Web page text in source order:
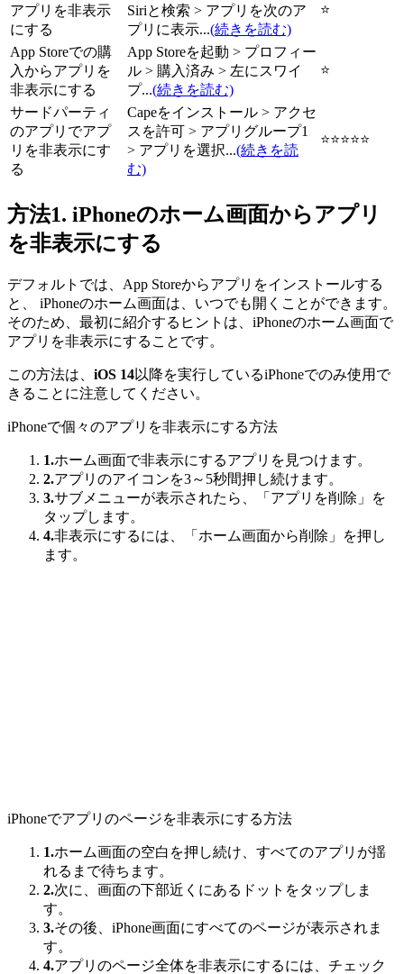
アプリを非表示
にする
Siriと検索 > アプリを次のア
プリに表示...(続きを読む)
⭐
App Storeでの購
入からアプリを
非表示にする
App Storeを起動 > プロフィー
ル > 購入済み > 左にスワイ
プ...(続きを読む)
⭐
サードパーティ
のアプリでアプ
リを非表示にす
る
Capeをインストール > アクセ
スを許可 > アプリグループ1
> アプリを選択...(続きを読
む)
⭐⭐⭐⭐⭐
方法1. iPhoneのホーム画面からアプリ
を非表示にする
デフォルトでは、App Storeからアプリをインストールする
と、 iPhoneのホーム画面は、いつでも開くことができます。
そのため、最初に紹介するヒントは、iPhoneのホーム画面で
アプリを非表示にすることです。
この方法は、 iOS 14以降を実行しているiPhoneでのみ使用で
きることに注意してください。
iPhoneで個々のアプリを非表示にする方法
1.ホーム画面で非表示にするアプリを見つけます。
2.アプリのアイコンを3～5秒間押し続けます。
3.サブメニューが表示されたら、「アプリを削除」を
タップします。
4.非表示にするには、「ホーム画面から削除」を押し
ます。
iPhoneでアプリのページを非表示にする方法
1.ホーム画面の空白を押し続け、すべてのアプリが揺
れるまで待ちます。
2.次に、画面の下部近くにあるドットをタップしま
す。
3.その後、iPhone画面にすべてのページが表示されま
す。
4.アプリのページ全体を非表示にするには、チェック